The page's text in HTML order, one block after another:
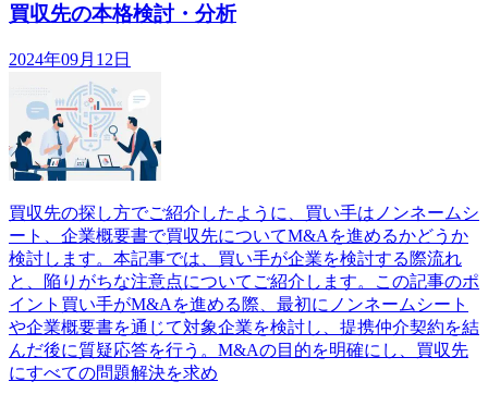
買収先の本格検討・分析
2024年09月12日
買収先の探し方でご紹介したように、買い手はノンネームシ
ート、企業概要書で買収先についてM&Aを進めるかどうか
検討します。本記事では、買い手が企業を検討する際流れ
と、陥りがちな注意点についてご紹介します。この記事のポ
イント買い手がM&Aを進める際、最初にノンネームシート
や企業概要書を通じて対象企業を検討し、提携仲介契約を結
んだ後に質疑応答を行う。M&Aの目的を明確にし、買収先
にすべての問題解決を求め